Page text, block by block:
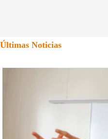
Últimas Noticias